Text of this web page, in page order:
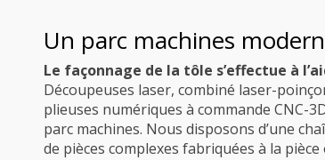
Un parc machines
Le façonnage de la tôle s’effectue à
Découpeuses laser, combiné laser-
plieuses numériques à commande CNC-
parc machines. Nous disposons d’une
de pièces complexes fabriquées à la pièce